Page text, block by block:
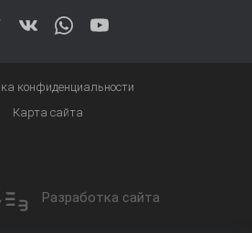
конфиденциальности
Карта сайта
Разработка сайта